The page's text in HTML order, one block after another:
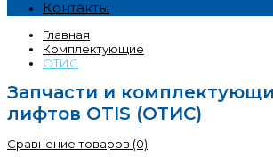
Контакты
Главная
Комплектующие
ОТИС
Запчасти и
лифтов OTIS (ОТИС)
Сравнение товаров (0)